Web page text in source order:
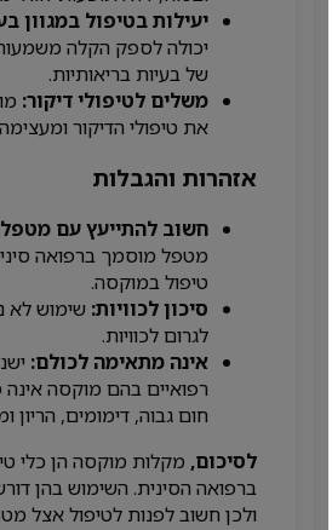
יעילות בטיפול במגוון
יכולה לספק הקלה
של בעיות בריאותיות.
משלים לטיפולי דיקור:
את טיפולי הדיקור
אזהרות והגבלות
חשוב להתייעץ עם
מטפל מוסמך ברפואה
טיפול במוקסה.
סיכון לכוויות:שימוש לא
לגרום לכוויות.
אינה מתאימה לכולם:
רפואיים בהם מוקסה אינה
חום גבוה, דימומים, הריון
לסיכום,מקלות מוקסה הן כלי
ברפואה הסינית. השימוש בהן
ולכן חשוב לפנות לטיפול אצל